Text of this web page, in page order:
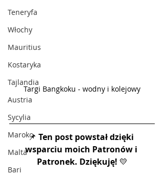
Teneryfa
Włochy
Mauritius
Kostaryka
Tajlandia
Austria
Sycylia
Maroko
Malta
Bari
Targi Bangkoku - wodny i kolejowy
📌 Ten post powstał dzięki
wsparciu moich Patronów i
Patronek. Dziękuję! 💛